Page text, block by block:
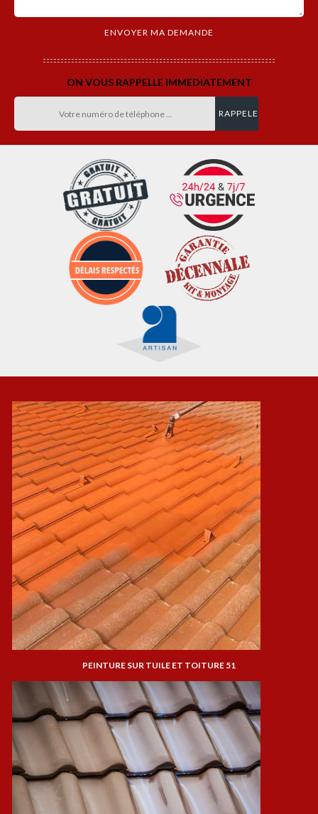
ON VOUS RAPPELLE IMMEDIATEMENT
PEINTURE SUR TUILE ET TOITURE 51